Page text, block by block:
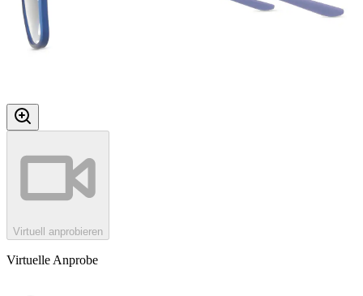
Virtuell anprobieren
Virtuelle Anprobe